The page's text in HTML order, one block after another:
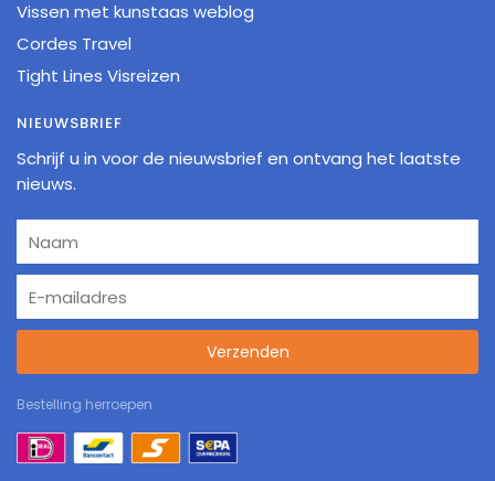
Vissen met kunstaas weblog
Cordes Travel
Tight Lines Visreizen
NIEUWSBRIEF
Schrijf u in voor de nieuwsbrief en ontvang het laatste
nieuws.
Verzenden
Bestelling herroepen